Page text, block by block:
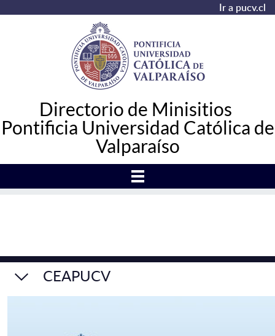
Ir a pucv.cl
Directorio de Minisitios
Pontificia Universidad Católica de
Valparaíso
CEAPUCV